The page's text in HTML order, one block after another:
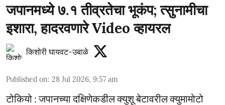
जपानमध्ये ७.१ तीव्रतेचा भूकंप; त्सुनामीचा
इशारा, हादरवणारे Video व्हायरल
किशोरी घायवट-उबाळे
Published on: 28 Jul 2026, 9:57 am
टोकियो : जपानच्या दक्षिणेकडील क्युशू बेटावरील क्युमामोटो